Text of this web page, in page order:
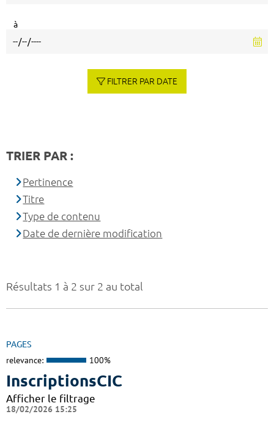
Résultats 1 à 2 sur 2 au total
PAGES
relevance: 100%
InscriptionsCIC
Afficher le filtrage
18/02/2026 15:25
à
FILTRER PAR DATE
TRIER PAR :
Pertinence
Titre
Type de contenu
Date de dernière modification